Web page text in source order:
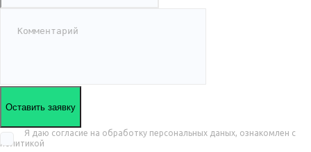
Оставить заявку
Я даю согласие на обработку персональных даных, ознакомлен с
политикой